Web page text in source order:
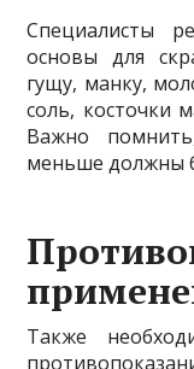
Специалисты
основы для
гущу, манку,
соль, косточки
Важно
меньше должны
Также